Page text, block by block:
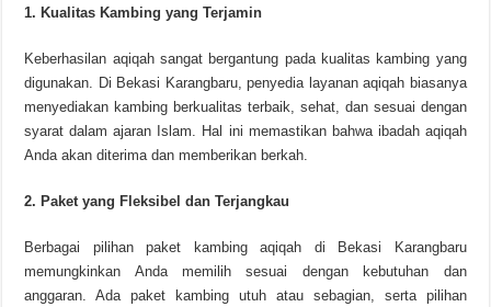
1. Kualitas Kambing yang Terjamin
Keberhasilan aqiqah sangat bergantung pada kualitas kambing yang
digunakan. Di Bekasi Karangbaru, penyedia layanan aqiqah biasanya
menyediakan kambing berkualitas terbaik, sehat, dan sesuai dengan
syarat dalam ajaran Islam. Hal ini memastikan bahwa ibadah aqiqah
Anda akan diterima dan memberikan berkah.
2. Paket yang Fleksibel dan Terjangkau
Berbagai pilihan paket kambing aqiqah di Bekasi Karangbaru
memungkinkan Anda memilih sesuai dengan kebutuhan dan
anggaran. Ada paket kambing utuh atau sebagian, serta pilihan